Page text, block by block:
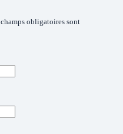
obligatoires sont